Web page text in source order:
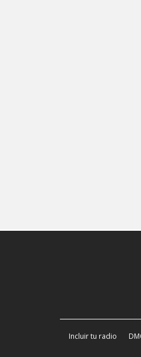
Incluir tu radio